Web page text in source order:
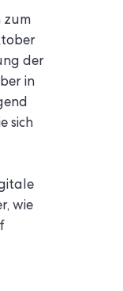
zum
der
in
sich
wie